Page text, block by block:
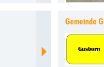
Gemeinde